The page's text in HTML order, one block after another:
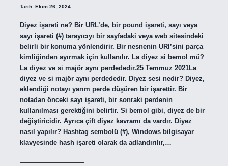
Tarih: Ekim 26, 2024
Diyez işareti ne? Bir URL’de, bir pound işareti, sayı veya
sayı işareti (#) tarayıcıyı bir sayfadaki veya web sitesindeki
belirli bir konuma yönlendirir. Bir nesnenin URI’sini parça
kimliğinden ayırmak için kullanılır. La diyez si bemol mü?
La diyez ve si majör aynı perdededir.25 Temmuz 2021La
diyez ve si majör aynı perdededir. Diyez sesi nedir? Diyez,
eklendiği notayı yarım perde düşüren bir işarettir. Bir
notadan önceki sayı işareti, bir sonraki perdenin
kullanılması gerektiğini belirtir. Si bemol gibi, diyez de bir
değiştiricidir. Ayrıca çift diyez kavramı da vardır. Diyez
nasıl yapılır? Hashtag sembolü (#), Windows bilgisayar
klavyesinde hash işareti olarak da adlandırılır,…